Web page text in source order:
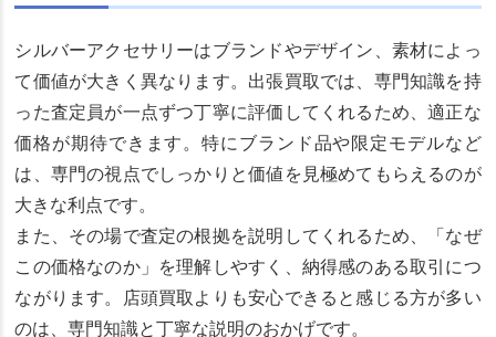
シルバーアクセサリーはブランドやデザイン、素材によっ
て価値が大きく異なります。出張買取では、専門知識を持
った査定員が一点ずつ丁寧に評価してくれるため、適正な
価格が期待できます。特にブランド品や限定モデルなど
は、専門の視点でしっかりと価値を見極めてもらえるのが
大きな利点です。
また、その場で査定の根拠を説明してくれるため、「なぜ
この価格なのか」を理解しやすく、納得感のある取引につ
ながります。店頭買取よりも安心できると感じる方が多い
のは、専門知識と丁寧な説明のおかげです。